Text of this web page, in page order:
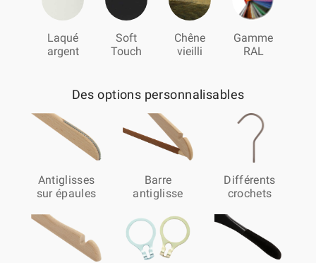
Laqué
argent
Soft
Touch
Chêne
vieilli
Gamme
RAL
Des options personnalisables
Antiglisses
sur épaules
Barre
antiglisse
Différents
crochets